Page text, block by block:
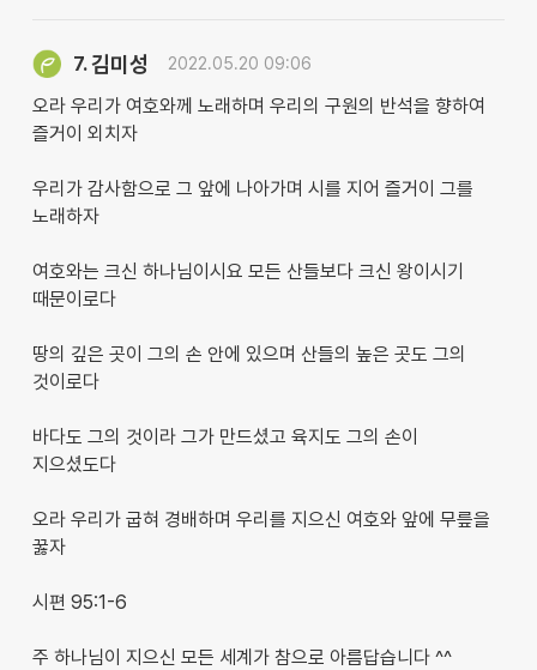
7.김미성 2022.05.20 09:06
오라 우리가 여호와께 노래하며 우리의 구원의 반석을 향하여
즐거이 외치자
우리가 감사함으로 그 앞에 나아가며 시를 지어 즐거이 그를
노래하자
여호와는 크신 하나님이시요 모든 산들보다 크신 왕이시기
때문이로다
땅의 깊은 곳이 그의 손 안에 있으며 산들의 높은 곳도 그의
것이로다
바다도 그의 것이라 그가 만드셨고 육지도 그의 손이
지으셨도다
오라 우리가 굽혀 경배하며 우리를 지으신 여호와 앞에 무릎을
꿇자
시편 95:1-6
주 하나님이 지으신 모든 세계가 참으로 아름답습니다 ^^